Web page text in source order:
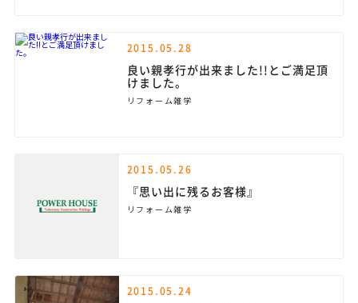
2015.05.28
良い親孝行が出来ました!!とご満足頂
けました。
リフォーム雑学
2015.05.26
『思い出に残るお客様』
リフォーム雑学
2015.05.24